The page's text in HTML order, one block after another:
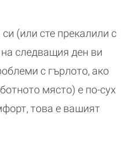
(или сте прекалили с
следващия ден ви
с гърлото, ако
място) е по-сух
това е вашият